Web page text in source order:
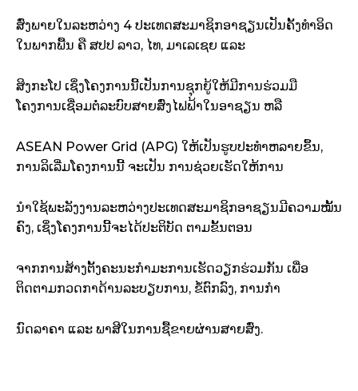
ສົ່ງພາຍໃນລະຫວ່າງ 4 ປະເທດສະມາຊິກອາຊຽນເປັນຄັ້ງທຳອິດ
ໃນພາກພື້ນ ຄື ສປປ ລາວ, ໄທ, ມາເລເຊຍ ແລະ
ສິງກະໂປ ເຊິ່ງໂຄງການນີ້ເປັນການຊຸກຍູ້ໃຫ້ມີການຮ່ວມມື
ໂຄງການເຊື່ອມຕໍ່ລະບົບສາຍສົ່ງໄຟຟ້າໃນອາຊຽນ ຫລື
ASEAN Power Grid (APG) ໃຫ້ເປັນຮູບປະທຳຫລາຍຂຶ້ນ,
ການລິເລີ່ມໂຄງການນີ້ ຈະເປັນ ການຊ່ວຍເຮັດໃຫ້ການ
ນຳໃຊ້ພະລັງງານລະຫວ່າງປະເທດສະມາຊິກອາຊຽນມີຄວາມໝັ້ນ
ຄົງ, ເຊິ່ງໂຄງການນີ້ຈະໄດ້ປະຕິບັດ ຕາມຂັ້ນຕອນ
ຈາກການສ້າງຕັ້ງຄະນະກຳມະການເຮັດວຽກຮ່ວມກັນ ເພື່ອ
ຕິດຕາມກວດກາດ້ານລະບຽບການ, ຂໍ້ຕົກລົງ, ການກຳ
ນົດລາຄາ ແລະ ພາສີໃນການຊື້ຂາຍຜ່ານສາຍສົ່ງ.